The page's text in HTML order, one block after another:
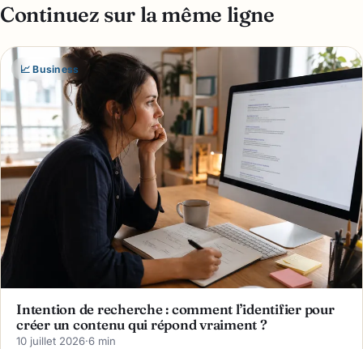
Continuez sur la même ligne
📈 Business
Intention de recherche : comment l’identifier pour
créer un contenu qui répond vraiment ?
10 juillet 2026·6 min